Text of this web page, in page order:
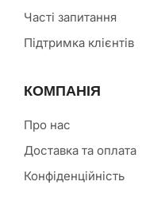
Часті запитання
Підтримка клієнтів
КОМПАНІЯ
Про нас
Доставка та оплата
Конфіденційність